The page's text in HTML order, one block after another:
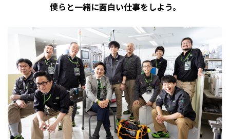
僕らと⼀緒に⾯⽩い仕事をしよう。